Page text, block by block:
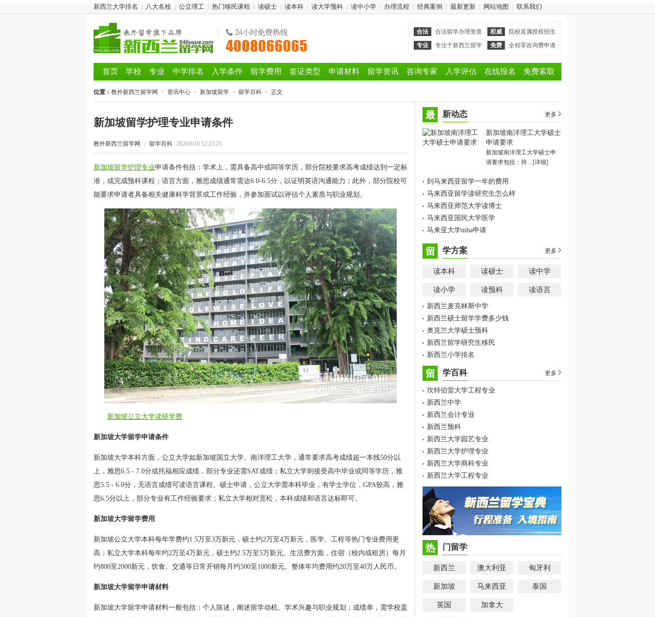
新西兰大学排名 八大名校 公立理工 热门移民课程 读硕士 读本科 读大学预科 读中小学 办理流程 经典案例 最新更新 网站地图 联系我们
合法 合法留学办理资质 权威
院校直属授权招生
专业
专注于新西兰留学 免费 全程零咨询费申请
首页 学校 专业 中学排名 入学条件 留学费用 签证类型 申请材料 留学资讯 咨询专家 入学评估 在线报名 免费索取
位置： 教外新西兰留学网 > 资讯中心 > 新加坡留学 > 留学百科 > 正文
新加坡留学护理专业申请条件
教外新西兰留学网 留学百科 2026/6/16 12:23:23
新加坡留学护理专业申请条件包括：学术上，需具备高中或同等学历，部分院校要求高考成绩达到一定标
准，或完成预科课程；语言方面，雅思成绩通常需达6.0-6.5分，以证明英语沟通能力；此外，部分院校可
能要求申请者具备相关健康科学背景或工作经验，并参加面试以评估个人素质与职业规划。
新加坡公立大学读研学费
新加坡大学留学申请条件
新加坡大学本科方面，公立大学如新加坡国立大学、南洋理工大学，通常要求高考成绩超一本线50分以
上，雅思6.5 - 7.0分或托福相应成绩，部分专业还需SAT成绩；私立大学则接受高中毕业或同等学历，雅
思5.5 - 6.0分，无语言成绩可读语言课程。硕士申请，公立大学需本科毕业，有学士学位，GPA较高，雅
思6.5分以上，部分专业有工作经验要求；私立大学相对宽松，本科成绩和语言达标即可。
新加坡大学留学费用
新加坡公立大学本科每年学费约1.5万至3万新元，硕士约2万至4万新元，医学、工程等热门专业费用更
高；私立大学本科每年约2万至4万新元，硕士约2.5万至5万新元。生活费方面，住宿（校内或租房）每月
约800至2000新元，饮食、交通等日常开销每月约500至1000新元。整体年均费用约20万至40万人民币。
新加坡大学留学申请材料
新加坡大学留学申请材料一般包括：个人陈述，阐述留学动机、学术兴趣与职业规划；成绩单，需学校盖
最 新动态 更多
新加坡南洋理工大学硕士
申请要求
新加坡南洋理工大学硕士申
请要求包括：持…[详细]
到马来西亚留学一年的费用
马来西亚留学读研究生怎么样
马来西亚师范大学读博士
马来西亚国民大学医学
马来亚大学mba申请
留 学方案 更多
读本科 读硕士 读中学
读小学 读预科 读语言
新西兰麦克林斯中学
新西兰硕士留学学费多少钱
奥克兰大学硕士预科
新西兰留学研究生移民
新西兰小学排名
留 学百科 更多
坎特伯雷大学工程专业
新西兰中学
新西兰会计专业
新西兰预科
新西兰大学园艺专业
新西兰大学护理专业
新西兰大学商科专业
新西兰大学工程专业
热 门留学
新西兰 澳大利亚 匈牙利
新加坡 马来西亚 泰国
英国 加拿大